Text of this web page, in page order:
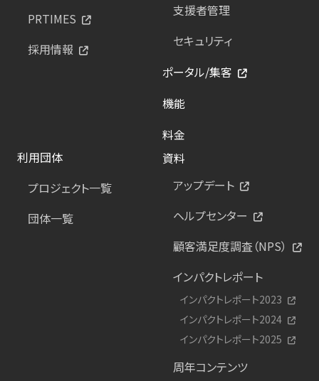
PRTIMES
採用情報
支援者管理
セキュリティ
ポータル/集客
機能
料金
利用団体
プロジェクト一覧
団体一覧
資料
アップデート
ヘルプセンター
顧客満足度調査（NPS）
インパクトレポート
インパクトレポート2023
インパクトレポート2024
インパクトレポート2025
周年コンテンツ